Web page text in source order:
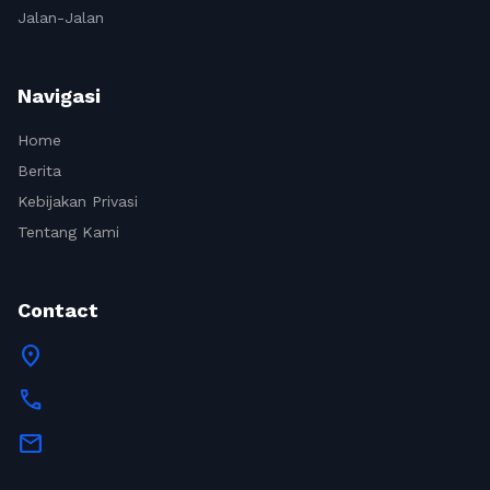
Jalan-Jalan
Navigasi
Home
Berita
Kebijakan Privasi
Tentang Kami
Contact
location_on
call
mail